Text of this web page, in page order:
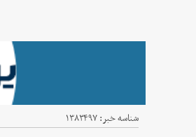
شناسه خبر:۱۳۸۳۴۹۷